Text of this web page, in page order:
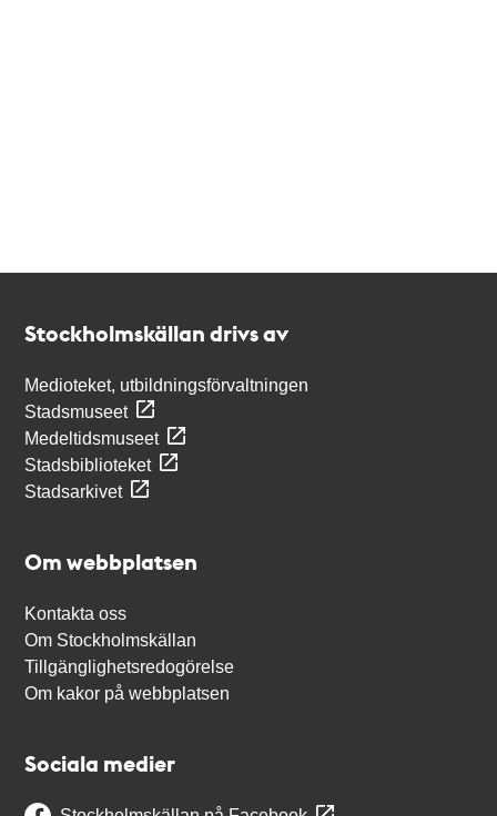
Stockholmskällan drivs av
Medioteket, utbildningsförvaltningen
Stadsmuseet
Medeltidsmuseet
Stadsbiblioteket
Stadsarkivet
Om webbplatsen
Kontakta oss
Om Stockholmskällan
Tillgänglighetsredogörelse
Om kakor på webbplatsen
Sociala medier